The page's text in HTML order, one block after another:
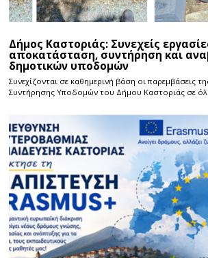
Δήμος Καστοριάς: Συνεχείς
αποκατάσταση, συντήρηση και
δημοτικών υποδομών
Συνεχίζονται σε καθημερινή βάση οι παρεμβάσεις
Συντήρησης Υποδομών του Δήμου Καστοριάς σε